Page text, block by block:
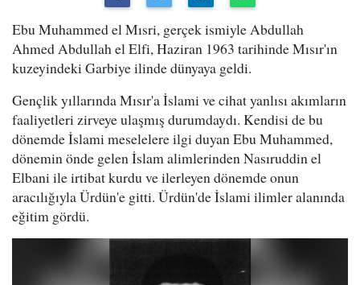
Ebu Muhammed el Mısri, gerçek ismiyle Abdullah
Ahmed Abdullah el Elfi, Haziran 1963 tarihinde Mısır'ın
kuzeyindeki Garbiye ilinde dünyaya geldi.
Gençlik yıllarında Mısır'a İslami ve cihat yanlısı akımların
faaliyetleri zirveye ulaşmış durumdaydı. Kendisi de bu
dönemde İslami meselelere ilgi duyan Ebu Muhammed,
dönemin önde gelen İslam alimlerinden Nasıruddin el
Elbani ile irtibat kurdu ve ilerleyen dönemde onun
aracılığıyla Ürdün'e gitti. Ürdün'de İslami ilimler alanında
eğitim gördü.